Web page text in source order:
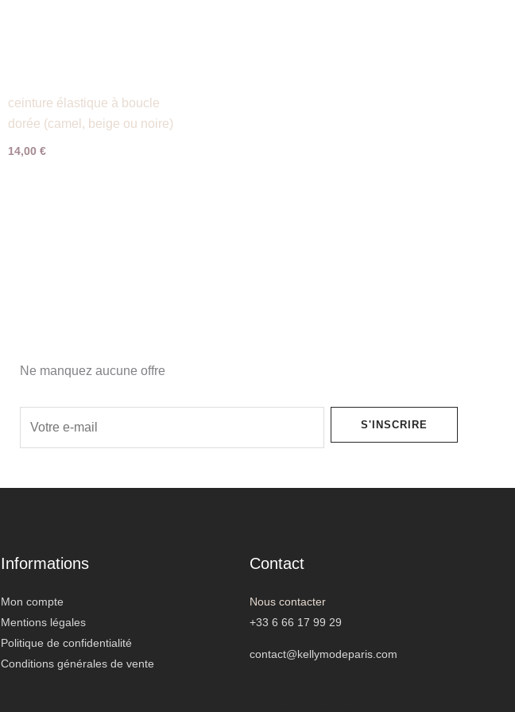
ceinture élastique à boucle
dorée (camel, beige ou noire)
14,00 €
Ne manquez aucune offre
S'INSCRIRE
Informations
Mon compte
Mentions légales
Politique de confidentialité
Conditions générales de vente
Contact
Nous contacter
+33 6 66 17 99 29
contact@kellymodeparis.com